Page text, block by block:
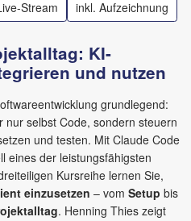
Stream inkl. Aufzeichnung
KI-
und nutzen
grundlegend:
nur selbst Code, sondern steuern
und testen. Mit Claude Code
eines der leistungsfähigsten
Kursreihe lernen Sie,
einzusetzen – vom Setup bis
. Henning Thies zeigt